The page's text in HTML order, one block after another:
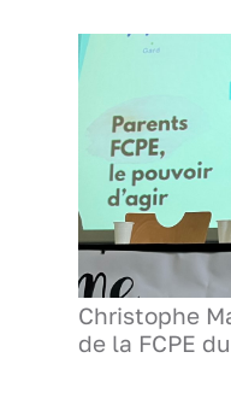
Christophe
de la FCPE